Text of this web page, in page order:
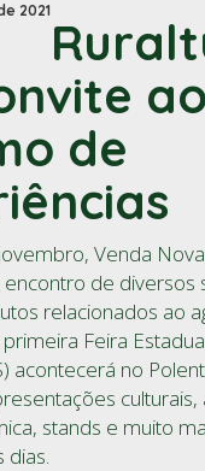
2021
ao
de
Venda
de diversos
relacionados ao
primeira Feira
acontecerá no
culturais,
stands e muito
dias.